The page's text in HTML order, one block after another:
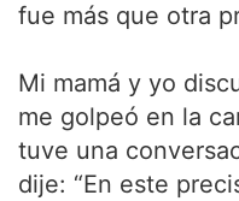
fue más que otra
Mi mamá y yo
me golpeó en la
tuve una
dije: “En este